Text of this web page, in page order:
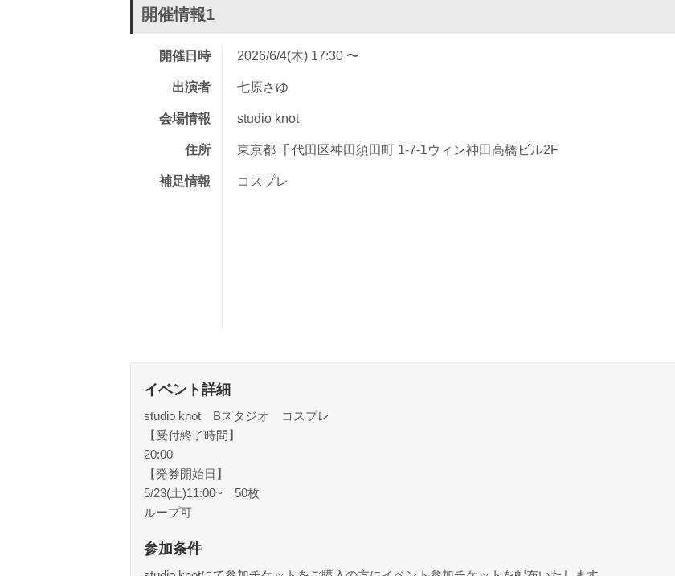
開催情報1
開催日時 2026/6/4(木) 17:30 〜
出演者 七原さゆ
会場情報 studio knot
住所 東京都 千代田区神田須田町 1-7-1ウィン神田高橋ビル2F
補足情報 コスプレ
イベント詳細
studio knot Bスタジオ コスプレ
【受付終了時間】
20:00
【発券開始日】
5/23(土)11:00~ 50枚
ループ可
参加条件